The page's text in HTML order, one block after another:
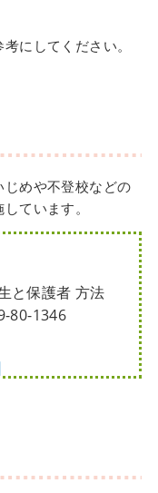
にしてください。
めや不登校などの
ています。
と保護者 方法
80-1346